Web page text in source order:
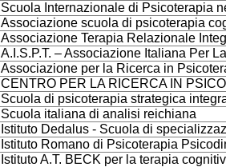
Scuola Internazionale di Psicoterapia
Associazione scuola di psicoterapia
Associazione Terapia Relazionale
A.I.S.P.T. – Associazione Italiana Per
Associazione per la Ricerca in
CENTRO PER LA RICERCA IN
Scuola di psicoterapia strategica
Scuola italiana di analisi reichiana
Istituto Dedalus - Scuola di
Istituto Romano di Psicoterapia
Istituto A.T. BECK per la terapia